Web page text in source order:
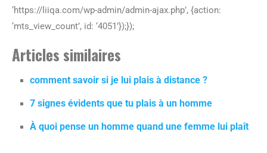
‘https://liiqa.com/wp-admin/admin-ajax.php’, {action:
‘mts_view_count’, id: ‘4051’});});
Articles similaires
comment savoir si je lui plais à distance ?
7 signes évidents que tu plais à un homme
À quoi pense un homme quand une femme lui plaît